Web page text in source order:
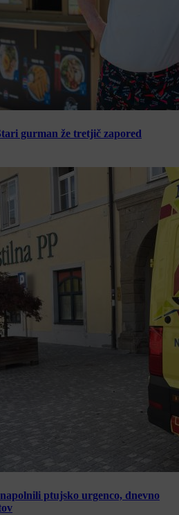
gurman že tretjič zapored
ptujsko urgenco, dnevno